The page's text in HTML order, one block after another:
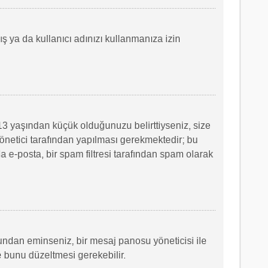
da kullanıcı adınızı kullanmanıza izin
yaşından küçük olduğunuzu belirttiyseniz, size
tarafından yapılması gerekmektedir; bu
e-posta, bir spam filtresi tarafından spam olarak
eminseniz, bir mesaj panosu yöneticisi ile
bunu düzeltmesi gerekebilir.